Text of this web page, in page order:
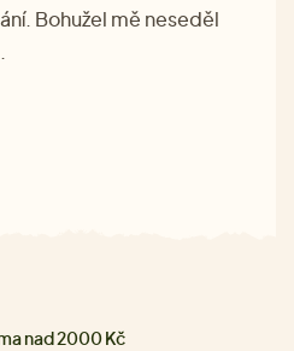
Bohužel mě neseděl
nad 2000 Kč